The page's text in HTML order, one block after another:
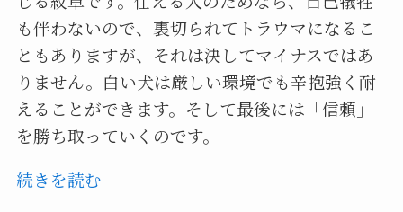
も伴わないので、裏切られてトラウマになるこ
ともありますが、それは決してマイナスではあ
りません。白い犬は厳しい環境でも辛抱強く耐
えることができます。そして最後には「信頼」
を勝ち取っていくのです。
続きを読む